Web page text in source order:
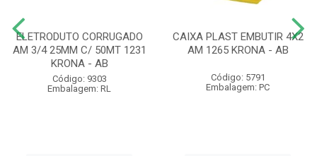
ELETRODUTO CORRUGADO
AM 3/4 25MM C/ 50MT 1231
KRONA - AB
Código: 9303
Embalagem: RL
CAIXA PLAST EMBUTIR 4X2
AM 1265 KRONA - AB
Código: 5791
Embalagem: PC